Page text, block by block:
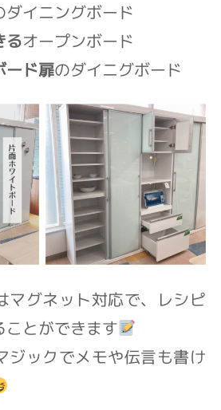
ダイニングボード
るオープンボード
ード扉のダイニグボード
グネット対応で、
レシピ
とができます
ジックでメモや伝言も書け